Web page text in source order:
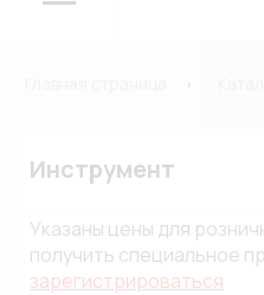
Инструмент
Указаны цены для
получить специальное
зарегистрироваться